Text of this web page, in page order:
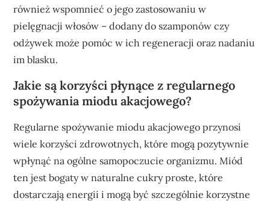
również wspomnieć o jego zastosowaniu w
pielęgnacji włosów – dodany do szamponów czy
odżywek może pomóc w ich regeneracji oraz nadaniu
im blasku.
Jakie są korzyści płynące z regularnego
spożywania miodu akacjowego?
Regularne spożywanie miodu akacjowego przynosi
wiele korzyści zdrowotnych, które mogą pozytywnie
wpłynąć na ogólne samopoczucie organizmu. Miód
ten jest bogaty w naturalne cukry proste, które
dostarczają energii i mogą być szczególnie korzystne